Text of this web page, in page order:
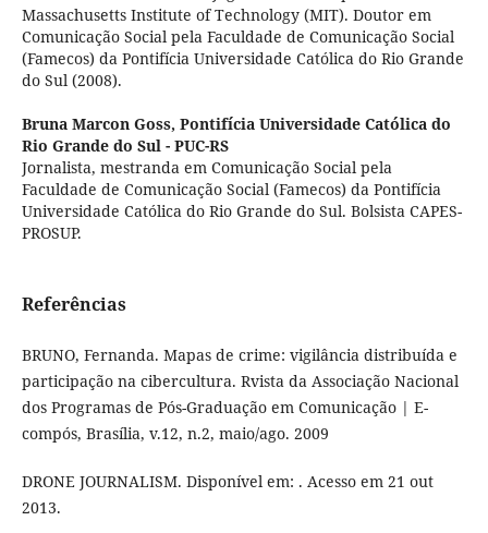
Massachusetts Institute of Technology (MIT). Doutor em
Comunicação Social pela Faculdade de Comunicação Social
(Famecos) da Pontifícia Universidade Católica do Rio Grande
do Sul (2008).
Bruna Marcon Goss, Pontifícia Universidade Católica do
Rio Grande do Sul - PUC-RS
Jornalista, mestranda em Comunicação Social pela
Faculdade de Comunicação Social (Famecos) da Pontifícia
Universidade Católica do Rio Grande do Sul. Bolsista CAPES-
PROSUP.
Referências
BRUNO, Fernanda. Mapas de crime: vigilância distribuída e
participação na cibercultura. Rvista da Associação Nacional
dos Programas de Pós-Graduação em Comunicação | E-
compós, Brasília, v.12, n.2, maio/ago. 2009
DRONE JOURNALISM. Disponível em: . Acesso em 21 out
2013.